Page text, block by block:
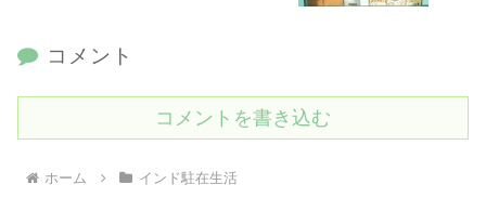
コメント
コメントを書き込む
ホーム インド駐在生活